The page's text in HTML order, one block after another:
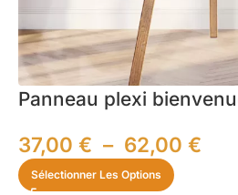
Panneau plexi
37,00 € – 62,00 €
Sélectionner Les Options